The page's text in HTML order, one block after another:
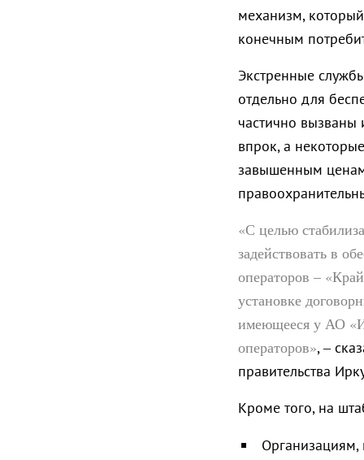
механизм,
конечным
Экстренные
отдельно для
частично вызваны
впрок, а
завышенным
«С целью
задействовать в
операторов –
установке
имеющееся у АО
операторов», –
правительства
Кроме того, на